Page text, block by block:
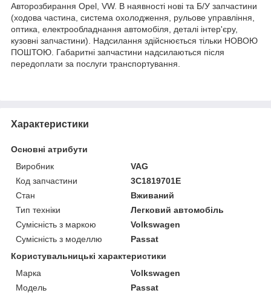
Авторозбирання Opel, VW. В наявності нові та Б/У запчастини
(ходова частина, система охолодження, рульове управління,
оптика, електрообладнання автомобіля, деталі інтер'єру,
кузовні запчастини). Надсилання здійснюється тільки НОВОЮ
ПОШТОЮ. Габаритні запчастини надсилаються після
передоплати за послуги транспортування.
Характеристики
Основні атрибути
Виробник
VAG
Код запчастини
3C1819701E
Стан
Вживаний
Тип техніки
Легковий автомобіль
Сумісність з маркою
Volkswagen
Сумісність з моделлю
Passat
Користувальницькі характеристики
Марка
Volkswagen
Модель
Passat